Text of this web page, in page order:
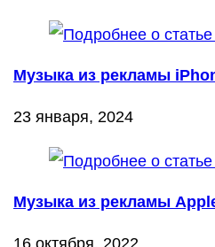
Музыка из рекламы
23 января, 2024
Музыка из рекламы
16 октября, 2022